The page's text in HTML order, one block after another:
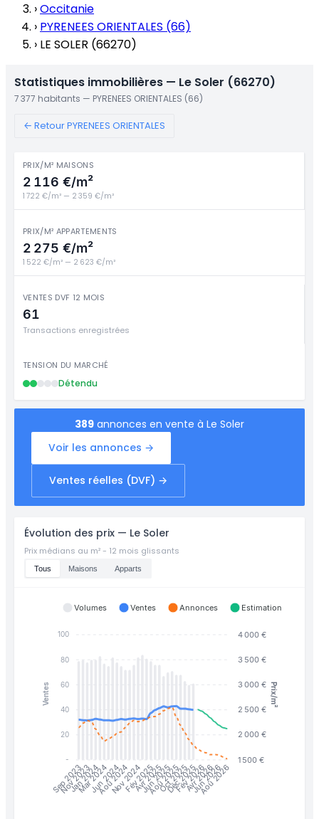
›Occitanie
› PYRENEES ORIENTALES (66)
› LE SOLER (66270)
Statistiques immobilières — Le Soler (66270)
7 377 habitants — PYRENEES ORIENTALES (66)
← Retour PYRENEES ORIENTALES
PRIX/M² MAISONS
2 116 €/m²
1 722 €/m² — 2 359 €/m²
PRIX/M² APPARTEMENTS
2 275 €/m²
1 522 €/m² — 2 623 €/m²
VENTES DVF 12 MOIS
61
Transactions enregistrées
TENSION DU MARCHÉ
Détendu
389 annonces en vente à Le Soler
Voir les annonces →
Ventes réelles (DVF) →
Évolution des prix — Le Soler
Prix médians au m² - 12 mois glissants
Tous Maisons Apparts
100
80
60
40
20
-
Ventes
Sep 2023
Nov 2023
Jan 2024
Mar 2024
Jun 2024
Aoû 2024
Nov 2024
Fév 2025
Avr 2025
Jun 2025
Aoû 2025
Oct 2025
Déc 2025
Fév 2026
Avr 2026
Jun 2026
Aoû 2026
4 000 €
3 500 €
3 000 €
2 500 €
2 000 €
1 500 €
Prix/m²
Volumes Ventes Annonces Estimation